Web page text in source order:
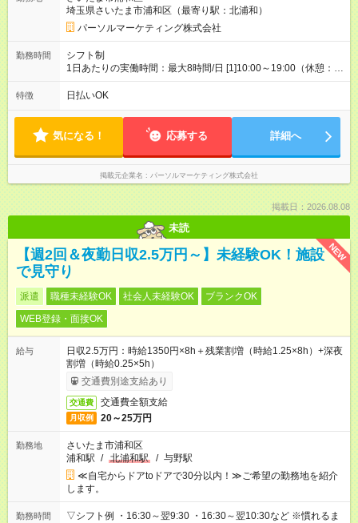
埼玉県さいたま市浦和区（最寄り駅：北浦和）
パーソルマーケティング株式会社
勤務時間
シフト制
1日あたりの実働時間：最大8時間/日 [1]10:00～19:00（休憩：1
時間） [2]11:00～20:00（休憩：1時間） 土日含む週5日勤務 ※
月/21日勤務 ※シフトは一例です。状況により変更の可能性あ
特徴 日払いOK
気になる！ 応募する 詳細へ
掲載元企業名 パーソルマーケティング株式会社
掲載日：2026.08.08
未読
NEW
【週2回＆夜勤日収2.5万円～】未経験OK！施設
で見守り
派遣 職種未経験OK 社会人未経験OK
ブランクOK
WEB登録・面接OK
給与
日収2.5万円：時給1350円×8h＋残業割増（時給1.25×8h）+深夜
割増（時給0.25×5h）
交通費別途支給あり
交通費 交通費全額支給
月収例 20～25万円
勤務地
さいたま市浦和区
浦和駅 / 北浦和駅 / 与野駅
≪自宅からドアtoドアで30分以内！≫ご希望の勤務地を紹介
します。
勤務時間
▽シフト例 ・16:30～翌9:30 ・16:30～翌10:30など ※慣れるま